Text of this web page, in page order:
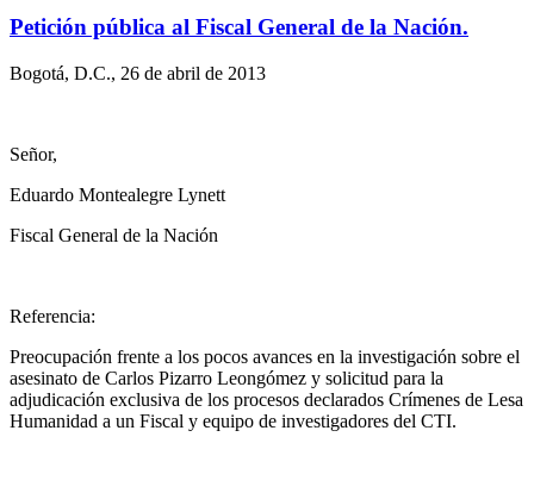
Petición pública al Fiscal General de la Nación.
Bogotá, D.C., 26 de abril de 2013
Señor,
Eduardo Montealegre Lynett
Fiscal General de la Nación
Referencia:
Preocupación frente a los pocos avances en la investigación sobre el
asesinato de Carlos Pizarro Leongómez y solicitud para la
adjudicación exclusiva de los procesos declarados Crímenes de Lesa
Humanidad a un Fiscal y equipo de investigadores del CTI.